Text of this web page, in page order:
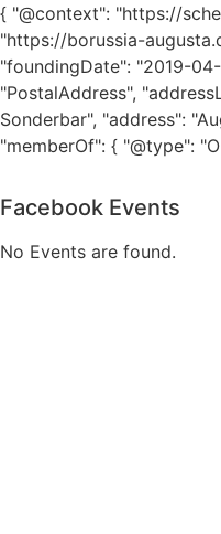
{ "@context": "https://
"https://borussia-
"foundingDate": "2019-
"PostalAddress",
Sonderbar", "address":
"memberOf": { "@type":
Facebook Events
No Events are found.